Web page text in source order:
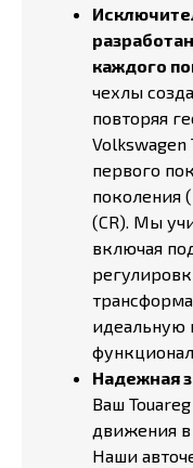
каждого
чехлы
повторяя
Volkswagen
первого
поколения
(CR). Мы
включая
идеальную
Надежная
Ваш
движения в
Наши